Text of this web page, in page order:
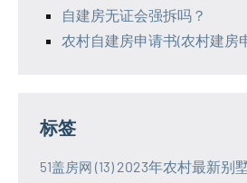
自建房无证会强拆吗？
农村自建房申请书(农村建房
标签
51盖房网 (13) 2023年农村最新别